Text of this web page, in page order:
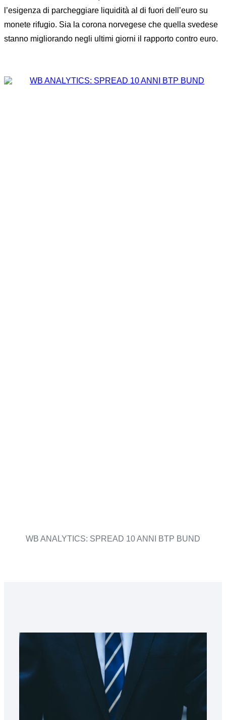
l’esigenza di parcheggiare liquidità al di fuori dell’euro su
monete rifugio. Sia la corona norvegese che quella svedese
stanno migliorando negli ultimi giorni il rapporto contro euro.
WB ANALYTICS: SPREAD 10 ANNI BTP BUND